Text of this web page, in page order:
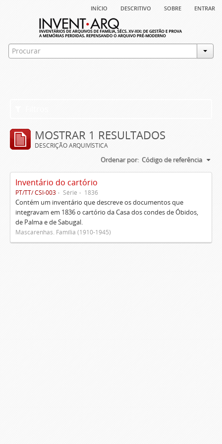
início descritivo sobre entrar
MOSTRAR 1 RESULTADOS
DESCRIÇÃO ARQUIVÍSTICA
Ordenar por: Código de referência
Inventário do cartório
PT/TT/ CSI-003 Série 1836
Contém um inventário que descreve os documentos que
integravam em 1836 o cartório da Casa dos condes de Óbidos,
de Palma e de Sabugal.
Mascarenhas. Família (1910-1945)